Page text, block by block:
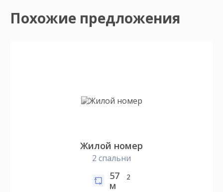
Похожие предложения
Жилой номер
2 спальни
57
м
2